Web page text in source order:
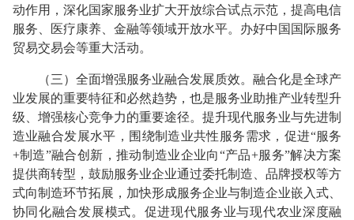
动作用，深化国家服务业扩大开放综合试点示范，提高电信
服务、医疗康养、金融等领域开放水平。办好中国国际服务
贸易交易会等重大活动。
（三）全面增强服务业融合发展质效。融合化是全球产
业发展的重要特征和必然趋势，也是服务业助推产业转型升
级、增强核心竞争力的重要途径。提升现代服务业与先进制
造业融合发展水平，围绕制造业共性服务需求，促进“服务
+制造”融合创新，推动制造业企业向“产品+服务”解决方案
提供商转型，鼓励服务业企业通过委托制造、品牌授权等方
式向制造环节拓展，加快形成服务企业与制造企业嵌入式、
协同化融合发展模式。促进现代服务业与现代农业深度融